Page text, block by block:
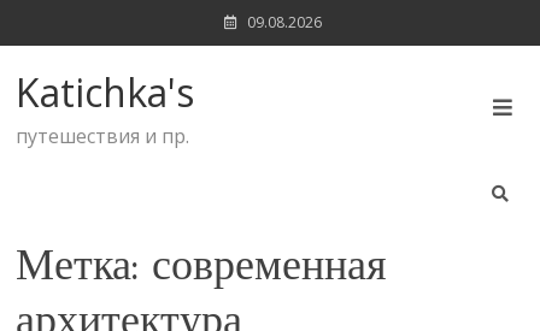
to
09.08.2026
Katichka's
путешествия и пр.
Метка: современная